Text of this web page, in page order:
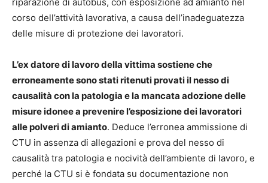
corso dell’attività lavorativa, a causa dell’inadeguatezza
delle misure di protezione dei lavoratori.
L’ex datore di lavoro della vittima sostiene che
erroneamente sono stati ritenuti provati il nesso di
causalità con la patologia e la mancata adozione delle
misure idonee a prevenire l’esposizione dei lavoratori
alle polveri di amianto. Deduce l’erronea ammissione di
CTU in assenza di allegazioni e prova del nesso di
causalità tra patologia e nocività dell’ambiente di lavoro, e
perché la CTU si è fondata su documentazione non